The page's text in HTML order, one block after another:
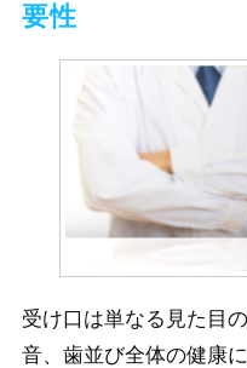
要性
受け口は単なる見た目
音、歯並び全体の健康